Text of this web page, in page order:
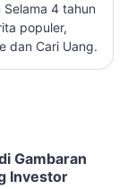
Selama 4 tahun
populer,
dan Cari Uang.
Gambaran
Investor